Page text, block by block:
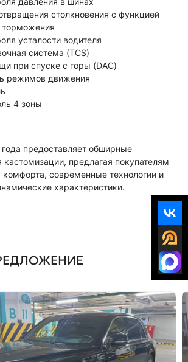
столкновения с функцией
торможения
усталости водителя
система (TCS)
при спуске с горы (DAC)
режимов движения
4 зоны
предоставляет обширные
предлагая покупателям
комфорта, современные технологии и
характеристики.